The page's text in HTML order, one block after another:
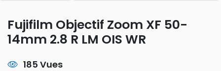
Fujifilm Objectif Zoom XF 50-
14mm 2.8 R LM OIS WR
185 Vues